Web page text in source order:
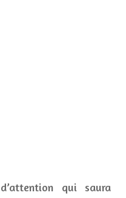
qui saura